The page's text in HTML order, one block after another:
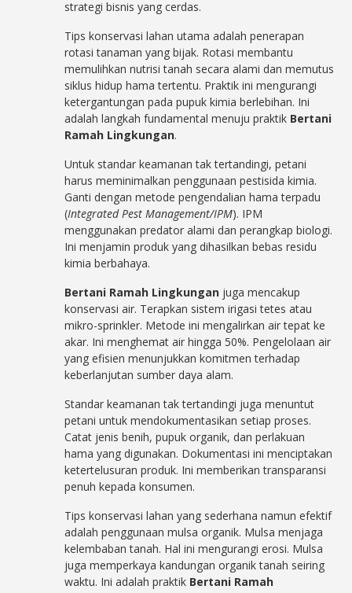
strategi bisnis yang cerdas.
Tips konservasi lahan utama adalah penerapan
rotasi tanaman yang bijak. Rotasi membantu
memulihkan nutrisi tanah secara alami dan memutus
siklus hidup hama tertentu. Praktik ini mengurangi
ketergantungan pada pupuk kimia berlebihan. Ini
adalah langkah fundamental menuju praktik Bertani
Ramah Lingkungan.
Untuk standar keamanan tak tertandingi, petani
harus meminimalkan penggunaan pestisida kimia.
Ganti dengan metode pengendalian hama terpadu
(Integrated Pest Management/IPM). IPM
menggunakan predator alami dan perangkap biologi.
Ini menjamin produk yang dihasilkan bebas residu
kimia berbahaya.
Bertani Ramah Lingkungan juga mencakup
konservasi air. Terapkan sistem irigasi tetes atau
mikro-sprinkler. Metode ini mengalirkan air tepat ke
akar. Ini menghemat air hingga 50%. Pengelolaan air
yang efisien menunjukkan komitmen terhadap
keberlanjutan sumber daya alam.
Standar keamanan tak tertandingi juga menuntut
petani untuk mendokumentasikan setiap proses.
Catat jenis benih, pupuk organik, dan perlakuan
hama yang digunakan. Dokumentasi ini menciptakan
ketertelusuran produk. Ini memberikan transparansi
penuh kepada konsumen.
Tips konservasi lahan yang sederhana namun efektif
adalah penggunaan mulsa organik. Mulsa menjaga
kelembaban tanah. Hal ini mengurangi erosi. Mulsa
juga memperkaya kandungan organik tanah seiring
waktu. Ini adalah praktik Bertani Ramah